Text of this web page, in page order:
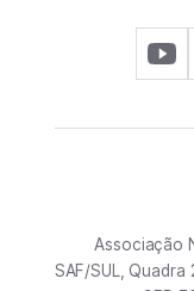
Associação
SAF/SUL, Quadra